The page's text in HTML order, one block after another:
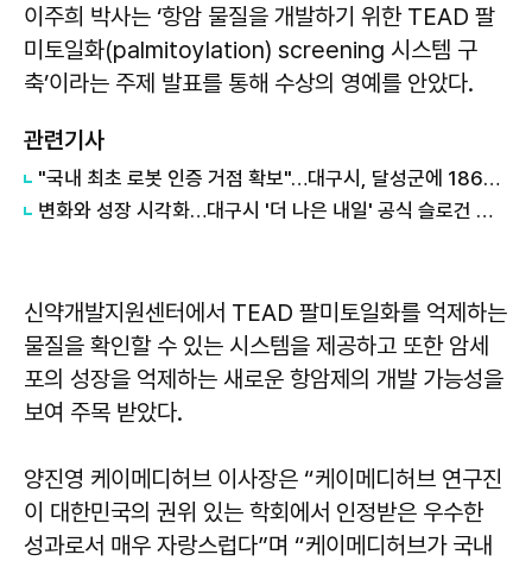
이주희 박사는 ‘항암 물질을 개발하기 위한 TEAD 팔
미토일화(palmitoylation) screening 시스템 구
축’이라는 주제 발표를 통해 수상의 영예를 안았다.
관련기사
"국내 최초 로봇 인증 거점 확보"…대구시, 달성군에 186억 투입해 휴머노이드 센터 구축
변화와 성장 시각화…대구시 '더 나은 내일' 공식 슬로건 디자인 공개
신약개발지원센터에서 TEAD 팔미토일화를 억제하는
물질을 확인할 수 있는 시스템을 제공하고 또한 암세
포의 성장을 억제하는 새로운 항암제의 개발 가능성을
보여 주목 받았다.
양진영 케이메디허브 이사장은 “케이메디허브 연구진
이 대한민국의 권위 있는 학회에서 인정받은 우수한
성과로서 매우 자랑스럽다”며 “케이메디허브가 국내